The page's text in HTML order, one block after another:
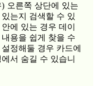
오른쪽 상단에 있는
는지 검색할 수 있
에 있는 경우 데이
용을 쉽게 찾을 수
정해둘 경우 카드에
서 숨길 수 있습니